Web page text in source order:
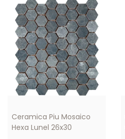
Ceramica Piu Mosaico
Hexa Lunel 26x30